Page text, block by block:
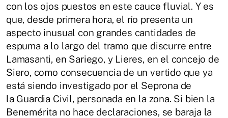
con los ojos puestos en este cauce fluvial. Y es
que, desde primera hora, el río presenta un
aspecto inusual con grandes cantidades de
espuma a lo largo del tramo que discurre entre
Lamasanti, en Sariego, y Lieres, en el concejo de
Siero, como consecuencia de un vertido que ya
está siendo investigado por el Seprona de
la Guardia Civil, personada en la zona. Si bien la
Benemérita no hace declaraciones, se baraja la